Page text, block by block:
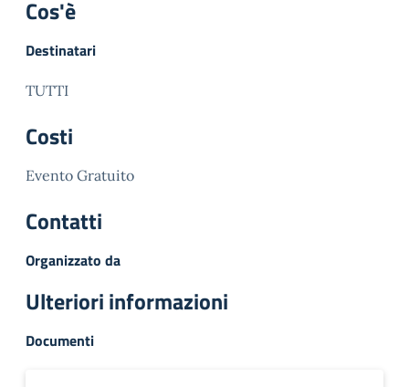
Cos'è
Destinatari
TUTTI
Costi
Evento Gratuito
Contatti
Organizzato da
Ulteriori informazioni
Documenti